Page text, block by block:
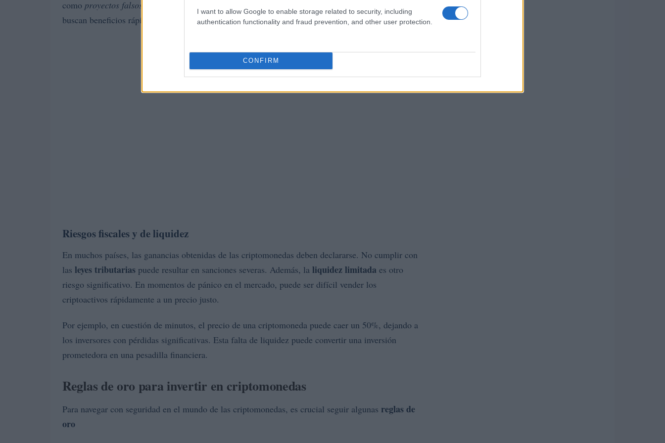
I want to allow Google to enable storage related to security, including
authentication functionality and fraud prevention, and other user protection.
CONFIRM
como proyectos falsos
buscan beneficios rápidos y fáciles.
Riesgos fiscales y de liquidez
En muchos países, las ganancias obtenidas de las criptomonedas deben declararse. No cumplir con
las leyes tributarias puede resultar en sanciones severas. Además, la liquidez limitada es otro
riesgo significativo. En momentos de pánico en el mercado, puede ser difícil vender los
criptoactivos rápidamente a un precio justo.
Por ejemplo, en cuestión de minutos, el precio de una criptomoneda puede caer un 50%, dejando a
los inversores con pérdidas significativas. Esta falta de liquidez puede convertir una inversión
prometedora en una pesadilla financiera.
Reglas de oro para invertir en criptomonedas
Para navegar con seguridad en el mundo de las criptomonedas, es crucial seguir algunas reglas de
oro